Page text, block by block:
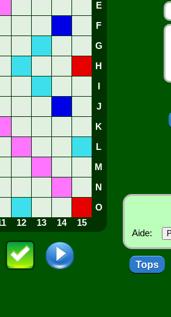
E
F
G
H
J
K
L
M
N
O
12 13 14 15
Aide:
Tops